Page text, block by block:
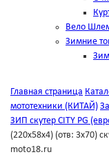
Вело
Зимние
Главная страница
мототехники (КИТАЙ)
ЗИП скутер CITY PG
(220х58х4) (отв: 3х70)
moto18.ru